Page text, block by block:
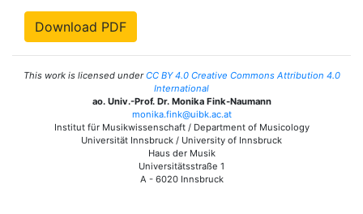
Download PDF
This work is licensed underCC BY 4.0 Creative Commons Attribution 4.0
International
ao. Univ.-Prof. Dr. Monika Fink-Naumann
monika.fink@uibk.ac.at
Institut für Musikwissenschaft / Department of Musicology
Universität Innsbruck / University of Innsbruck
Haus der Musik
Universitätsstraße 1
A - 6020 Innsbruck